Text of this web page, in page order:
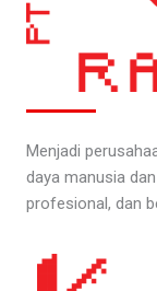
Menjadi
daya manusia
profesional, dan